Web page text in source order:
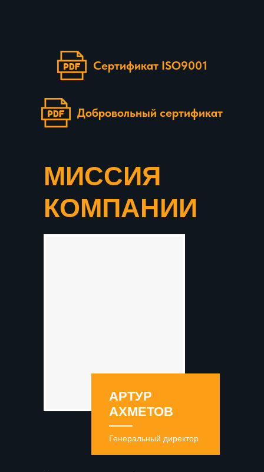
Сертификат ISO9001
Добровольный сертификат
МИССИЯ
КОМПАНИИ
Генеральный директор
АРТУР
АХМЕТОВ